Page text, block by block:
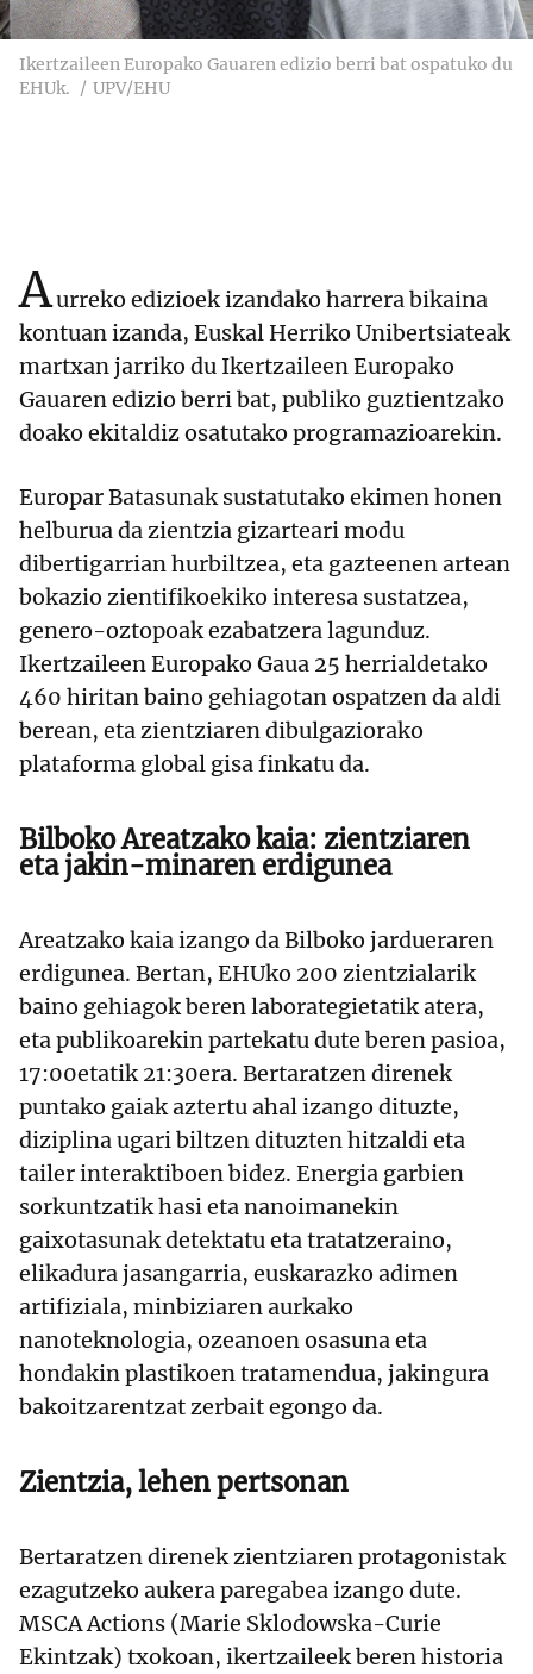
Ikertzaileen Europako Gauaren edizio berri bat ospatuko du
EHUk.
UPV/EHU
Aurreko edizioek izandako harrera bikaina
kontuan izanda, Euskal Herriko Unibertsiateak
martxan jarriko du Ikertzaileen Europako
Gauaren edizio berri bat, publiko guztientzako
doako ekitaldiz osatutako programazioarekin.
Europar Batasunak sustatutako ekimen honen
helburua da zientzia gizarteari modu
dibertigarrian hurbiltzea, eta gazteenen artean
bokazio zientifikoekiko interesa sustatzea,
genero-oztopoak ezabatzera lagunduz.
Ikertzaileen Europako Gaua 25 herrialdetako
460 hiritan baino gehiagotan ospatzen da aldi
berean, eta zientziaren dibulgaziorako
plataforma global gisa finkatu da.
Bilboko Areatzako kaia: zientziaren
eta jakin-minaren erdigunea
Areatzako kaia izango da Bilboko jardueraren
erdigunea. Bertan, EHUko 200 zientzialarik
baino gehiagok beren laborategietatik atera,
eta publikoarekin partekatu dute beren pasioa,
17:00etatik 21:30era. Bertaratzen direnek
puntako gaiak aztertu ahal izango dituzte,
diziplina ugari biltzen dituzten hitzaldi eta
tailer interaktiboen bidez. Energia garbien
sorkuntzatik hasi eta nanoimanekin
gaixotasunak detektatu eta tratatzeraino,
elikadura jasangarria, euskarazko adimen
artifiziala, minbiziaren aurkako
nanoteknologia, ozeanoen osasuna eta
hondakin plastikoen tratamendua, jakingura
bakoitzarentzat zerbait egongo da.
Zientzia, lehen pertsonan
Bertaratzen direnek zientziaren protagonistak
ezagutzeko aukera paregabea izango dute.
MSCA Actions (Marie Sklodowska-Curie
Ekintzak) txokoan, ikertzaileek beren historia